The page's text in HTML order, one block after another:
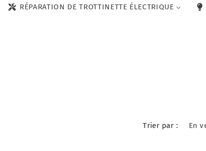
RÉPARATION DE TROTTINETTE ÉLECTRIQUE
Trier par :